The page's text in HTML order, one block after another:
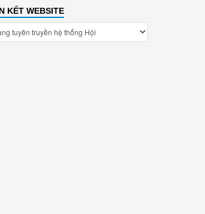
KẾT WEBSITE